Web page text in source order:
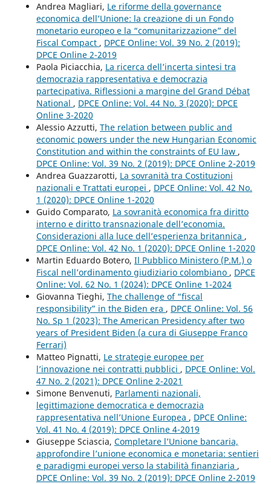
Andrea Magliari, Le riforme della governance
economica dell’Unione: la creazione di un Fondo
monetario europeo e la “comunitarizzazione” del
Fiscal Compact , DPCE Online: Vol. 39 No. 2 (2019):
DPCE Online 2-2019
Paola Piciacchia, La ricerca dell’incerta sintesi tra
democrazia rappresentativa e democrazia
partecipativa. Riflessioni a margine del Grand Débat
National , DPCE Online: Vol. 44 No. 3 (2020): DPCE
Online 3-2020
Alessio Azzutti, The relation between public and
economic powers under the new Hungarian Economic
Constitution and within the constraints of EU law ,
DPCE Online: Vol. 39 No. 2 (2019): DPCE Online 2-2019
Andrea Guazzarotti, La sovranità tra Costituzioni
nazionali e Trattati europei , DPCE Online: Vol. 42 No.
1 (2020): DPCE Online 1-2020
Guido Comparato, La sovranità economica fra diritto
interno e diritto transnazionale dell’economia.
Considerazioni alla luce dell’esperienza britannica ,
DPCE Online: Vol. 42 No. 1 (2020): DPCE Online 1-2020
Martin Eduardo Botero, Il Pubblico Ministero (P.M.) o
Fiscal nell’ordinamento giudiziario colombiano , DPCE
Online: Vol. 62 No. 1 (2024): DPCE Online 1-2024
Giovanna Tieghi, The challenge of “fiscal
responsibility” in the Biden era , DPCE Online: Vol. 56
No. Sp 1 (2023): The American Presidency after two
years of President Biden (a cura di Giuseppe Franco
Ferrari)
Matteo Pignatti, Le strategie europee per
l’innovazione nei contratti pubblici , DPCE Online: Vol.
47 No. 2 (2021): DPCE Online 2-2021
Simone Benvenuti, Parlamenti nazionali,
legittimazione democratica e democrazia
rappresentativa nell’Unione Europea , DPCE Online:
Vol. 41 No. 4 (2019): DPCE Online 4-2019
Giuseppe Sciascia, Completare l’Unione bancaria,
approfondire l’unione economica e monetaria: sentieri
e paradigmi europei verso la stabilità finanziaria ,
DPCE Online: Vol. 39 No. 2 (2019): DPCE Online 2-2019